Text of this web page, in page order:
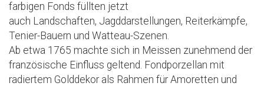
farbigen Fonds füllten jetzt
auch Landschaften, Jagddarstellungen, Reiterkämpfe,
Tenier-Bauern und Watteau-Szenen.
Ab etwa 1765 machte sich in Meissen zunehmend der
französische Einfluss geltend. Fondporzellan mit
radiertem Golddekor als Rahmen für Amoretten und